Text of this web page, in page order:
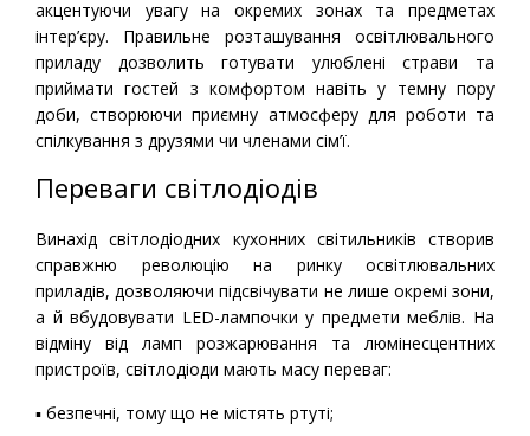
акцентуючи увагу на окремих зонах та предметах
інтер’єру. Правильне розташування освітлювального
приладу дозволить готувати улюблені страви та
приймати гостей з комфортом навіть у темну пору
доби, створюючи приємну атмосферу для роботи та
спілкування з друзями чи членами сім’ї.
Переваги світлодіодів
Винахід світлодіодних кухонних світильників створив
справжню революцію на ринку освітлювальних
приладів, дозволяючи підсвічувати не лише окремі зони,
а й вбудовувати LED-лампочки у предмети меблів. На
відміну від ламп розжарювання та люмінесцентних
пристроїв, світлодіоди мають масу переваг:
▪ безпечні, тому що не містять ртуті;